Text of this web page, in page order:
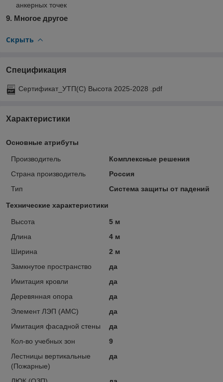
анкерных точек
9. Многое другое
Скрыть
Спецификация
Сертификат_УТП(С) Высота 2025-2028 .pdf
Характеристики
Основные атрибуты
Производитель
Комплексные решения
Страна производитель
Россия
Тип
Система защиты от падений
Технические характеристики
Высота
5 м
Длина
4 м
Ширина
2 м
Замкнутое пространство
да
Имитация кровли
да
Деревянная опора
да
Элемент ЛЭП (АМС)
да
Имитация фасадной стены
да
Кол-во учебных зон
9
Лестницы вертикальные
(Пожарные)
да